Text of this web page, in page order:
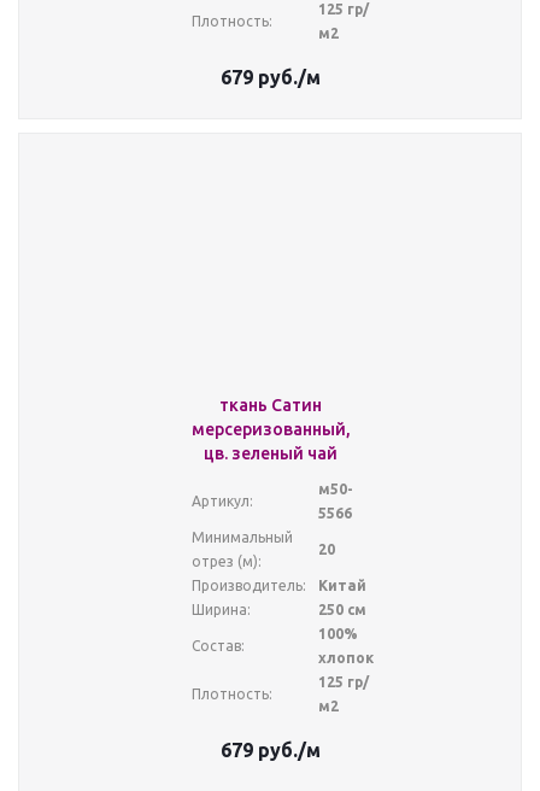
Плотность:
125 гр/
м2
679руб./м
ткань Сатин
мерсеризованный,
цв. зеленый чай
Артикул:
м50-
5566
Минимальный
отрез (м):
20
Производитель:
Китай
Ширина:
250 см
Состав:
100%
хлопок
Плотность:
125 гр/
м2
679руб./м